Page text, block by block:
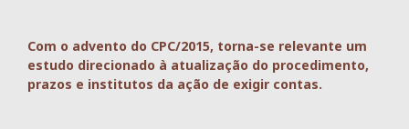
Com o advento do CPC/2015, torna-se relevante um
estudo direcionado à atualização do procedimento,
prazos e institutos da ação de exigir contas.